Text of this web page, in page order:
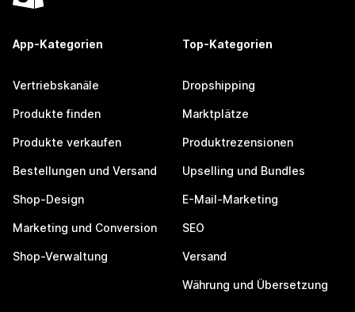
App-Kategorien
Vertriebskanäle
Produkte finden
Produkte verkaufen
Bestellungen und Versand
Shop-Design
Marketing und Conversion
Shop-Verwaltung
Top-Kategorien
Dropshipping
Marktplätze
Produktrezensionen
Upselling und Bundles
E-Mail-Marketing
SEO
Versand
Währung und Übersetzung